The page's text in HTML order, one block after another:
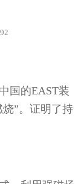
国的EAST装
”。证明了持